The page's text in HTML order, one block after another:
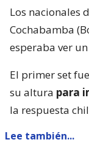
Los nacionales
Cochabamba
esperaba ver
El primer set
su altura para
la respuesta
Lee también...